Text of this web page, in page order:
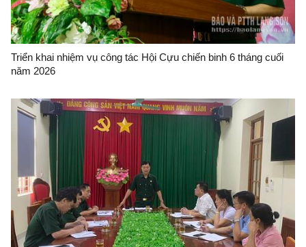
Triển khai nhiệm vụ công tác Hội Cựu chiến binh 6 tháng cuối
năm 2026